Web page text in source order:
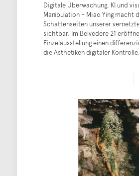
Digitale Überwachung, KI und
Manipulation – Miao Ying macht
Schattenseiten unserer
sichtbar. Im Belvedere 21
Einzelausstellung einen
die Ästhetiken digitaler Kontrolle.